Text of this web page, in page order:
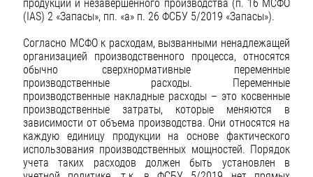
продукции и незавершенного производства (п. 16 МСФО
(IAS) 2 «Запасы», пп. «а» п. 26 ФСБУ 5/2019 «Запасы»).
Согласно МСФО к расходам, вызванными ненадлежащей
организацией производственного процесса, относятся
обычно сверхнормативные переменные
производственные расходы. Переменные
производственные накладные расходы – это косвенные
производственные затраты, которые меняются в
зависимости от объема производства. Они относятся на
каждую единицу продукции на основе фактического
использования производственных мощностей. Порядок
учета таких расходов должен быть установлен в